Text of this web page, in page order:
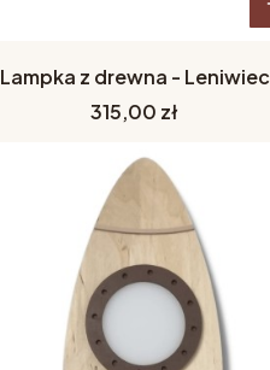
Lampka z drewna - Leniwiec
Cena
315,00 zł